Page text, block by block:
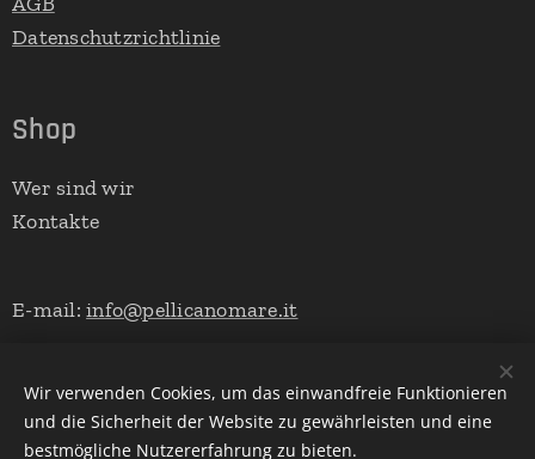
Datenschutzrichtlinie
Shop
Wer sind wir
Kontakte
E-mail:info@pellicanomare.it
WhatsApp;+39 3517320953
Wir verwenden Cookies, um das einwandfreie Funktionieren
und die Sicherheit der Website zu gewährleisten und eine
bestmögliche Nutzererfahrung zu bieten.